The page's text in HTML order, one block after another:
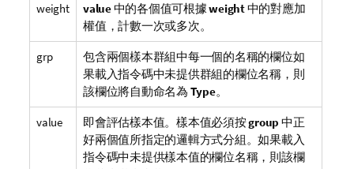
weight value中的各個值可根據weight中的對應加
權值，計數一次或多次。
grp
包含兩個樣本群組中每一個的名稱的欄位如
果載入指令碼中未提供群組的欄位名稱，則
該欄位將自動命名為 Type。
value 即會評估樣本值。樣本值必須按group 中正
好兩個值所指定的邏輯方式分組。如果載入
指令碼中未提供樣本值的欄位名稱，則該欄